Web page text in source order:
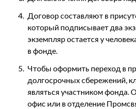
Договор составляют в
который подписывает два
экземпляр остается у
в фонде.
Чтобы оформить переход в
долгосрочных сбережений,
являться участником фонда.
офис или в отделение